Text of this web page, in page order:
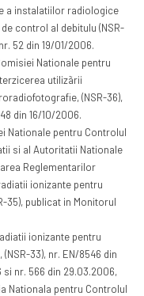
a instalatiilor radiologice
control al debitulu (NSR-
52 din 19/01/2006.
Nationale pentru
utilizãrii
(NSR-36),
din 16/10/2006.
Nationale pentru Controlul
si al Autoritatii Nationale
Reglementarilor
ionizante pentru
35), publicat in Monitorul
ionizante pentru
33), nr. EN/8546 din
nr. 566 din 29.03.2006,
Nationala pentru Controlul